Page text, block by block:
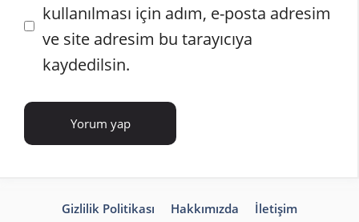
sitesi
kullanılması için adım, e-posta adresim
ve site adresim bu tarayıcıya
kaydedilsin.
Gizlilik Politikası Hakkımızda İletişim